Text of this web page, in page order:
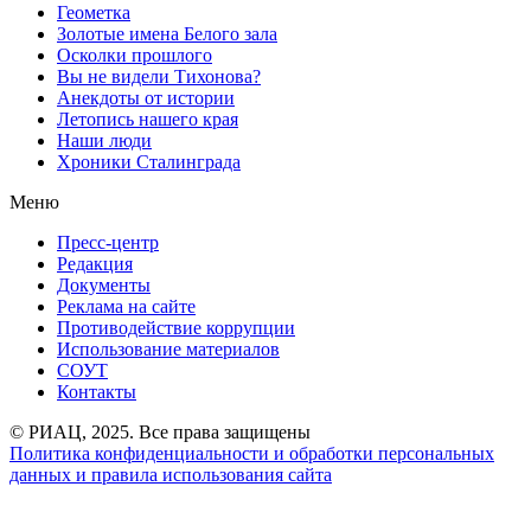
Геометка
Золотые имена Белого зала
Осколки прошлого
Вы не видели Тихонова?
Анекдоты от истории
Летопись нашего края
Наши люди
Хроники Сталинграда
Меню
Пресс-центр
Редакция
Документы
Реклама на сайте
Противодействие коррупции
Использование материалов
СОУТ
Контакты
© РИАЦ, 2025. Все права защищены
Политика конфиденциальности и обработки персональных
данных и правила использования сайта